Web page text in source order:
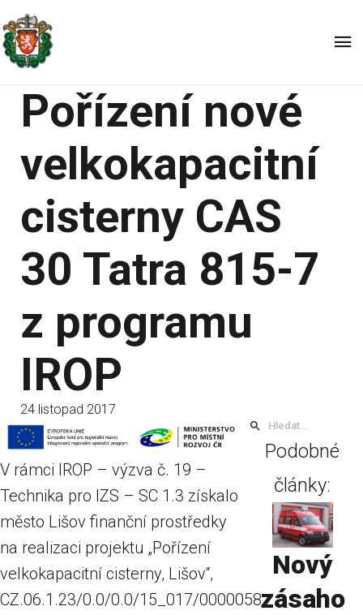
Pořízení nové
velkokapacitní
cisterny CAS
30 Tatra 815-7
z programu
IROP
24 listopad 2017
V rámci IROP – výzva č. 19 –
Technika pro IZS – SC 1.3 získalo
město Lišov finanční prostředky
na realizaci projektu „Pořízení
velkokapacitní cisterny, Lišov“,
CZ.06.1.23/0.0/0.0/15_017/0000058.
Podobné
články:
Nový
zásaho